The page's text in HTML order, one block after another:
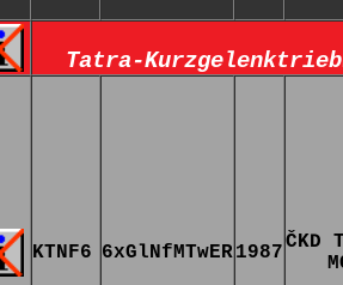
Tatra-
KTNF6 6xGlNfMTwER1987ČKD